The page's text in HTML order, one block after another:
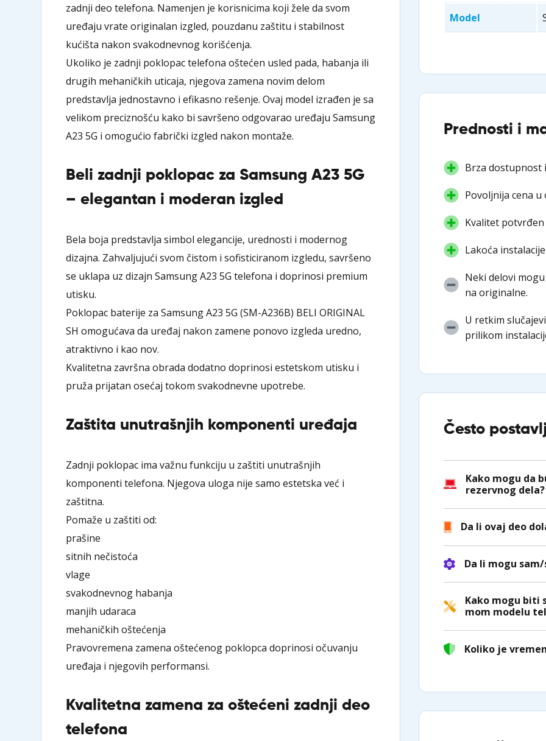
zadnji deo telefona. Namenjen je korisnicima koji žele da svom
uređaju vrate originalan izgled, pouzdanu zaštitu i stabilnost
kućišta nakon svakodnevnog korišćenja.
Ukoliko je zadnji poklopac telefona oštećen usled pada, habanja ili
drugih mehaničkih uticaja, njegova zamena novim delom
predstavlja jednostavno i efikasno rešenje. Ovaj model izrađen je sa
velikom preciznošću kako bi savršeno odgovarao uređaju Samsung
A23 5G i omogućio fabrički izgled nakon montaže.
Beli zadnji poklopac za Samsung A23 5G
– elegantan i moderan izgled
Bela boja predstavlja simbol elegancije, urednosti i modernog
dizajna. Zahvaljujući svom čistom i sofisticiranom izgledu, savršeno
se uklapa uz dizajn Samsung A23 5G telefona i doprinosi premium
utisku.
Poklopac baterije za Samsung A23 5G (SM-A236B) BELI ORIGINAL
SH omogućava da uređaj nakon zamene ponovo izgleda uredno,
atraktivno i kao nov.
Kvalitetna završna obrada dodatno doprinosi estetskom utisku i
pruža prijatan osećaj tokom svakodnevne upotrebe.
Zaštita unutrašnjih komponenti uređaja
Zadnji poklopac ima važnu funkciju u zaštiti unutrašnjih
komponenti telefona. Njegova uloga nije samo estetska već i
zaštitna.
Pomaže u zaštiti od:
prašine
sitnih nečistoća
vlage
svakodnevnog habanja
manjih udaraca
mehaničkih oštećenja
Pravovremena zamena oštećenog poklopca doprinosi očuvanju
uređaja i njegovih performansi.
Kvalitetna zamena za oštećeni zadnji deo
telefona
Model
Prednosti i
Brza dostupnost
Povoljnija cena
Kvalitet
Lakoća
Neki delovi
na originalne.
U retkim
prilikom
Često
Kako mogu da
rezervnog dela?
Da li ovaj deo
Da li mogu
Kako mogu biti
mom modelu
Koliko je